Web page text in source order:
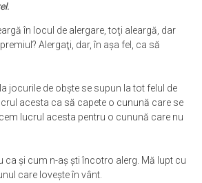
în locul de alergare, toţi aleargă, dar
Alergaţi, dar, în aşa fel, ca să
jocurile de obşte se supun la tot felul de
acesta ca să capete o cunună care se
lucrul acesta pentru o cunună care nu
ca şi cum n-aş şti încotro alerg. Mă lupt cu
care loveşte în vânt.